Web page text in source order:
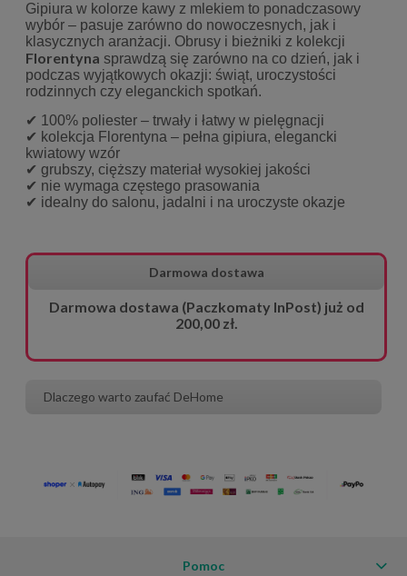
Gipiura w kolorze kawy z mlekiem to ponadczasowy
wybór – pasuje zarówno do nowoczesnych, jak i
klasycznych aranżacji. Obrusy i bieżniki z kolekcji
Florentyna sprawdzą się zarówno na co dzień, jak i
podczas wyjątkowych okazji: świąt, uroczystości
rodzinnych czy eleganckich spotkań.
✔ 100% poliester – trwały i łatwy w pielęgnacji
✔ kolekcja Florentyna – pełna gipiura, elegancki
kwiatowy wzór
✔ grubszy, cięższy materiał wysokiej jakości
✔ nie wymaga częstego prasowania
✔ idealny do salonu, jadalni i na uroczyste okazje
Darmowa dostawa
Darmowa dostawa (Paczkomaty InPost) już od
200,00 zł.
Dlaczego warto zaufać DeHome
Pomoc